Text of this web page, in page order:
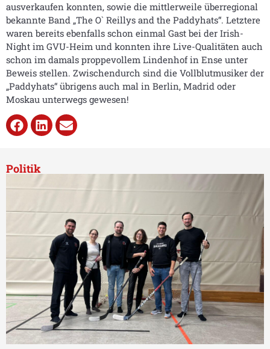
ausverkaufen konnten, sowie die mittlerweile überregional
bekannte Band „The O` Reillys and the Paddyhats“. Letztere
waren bereits ebenfalls schon einmal Gast bei der Irish-
Night im GVU-Heim und konnten ihre Live-Qualitäten auch
schon im damals proppevollem Lindenhof in Ense unter
Beweis stellen. Zwischendurch sind die Vollblutmusiker der
„Paddyhats“ übrigens auch mal in Berlin, Madrid oder
Moskau unterwegs gewesen!
Politik